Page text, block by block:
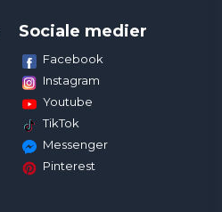
Sociale medier
Facebook
Instagram
Youtube
TikTok
Messenger
Pinterest